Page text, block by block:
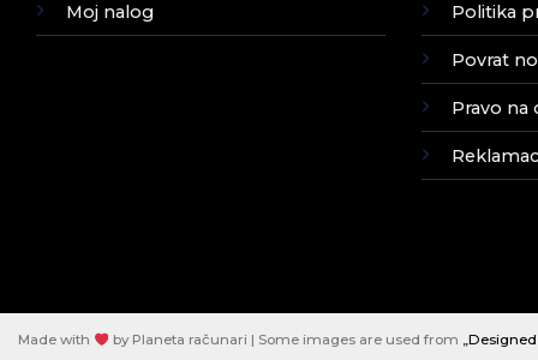
Moj nalog Politika
Povrat
Pravo na
Made with by Planeta računari | Some images are used from